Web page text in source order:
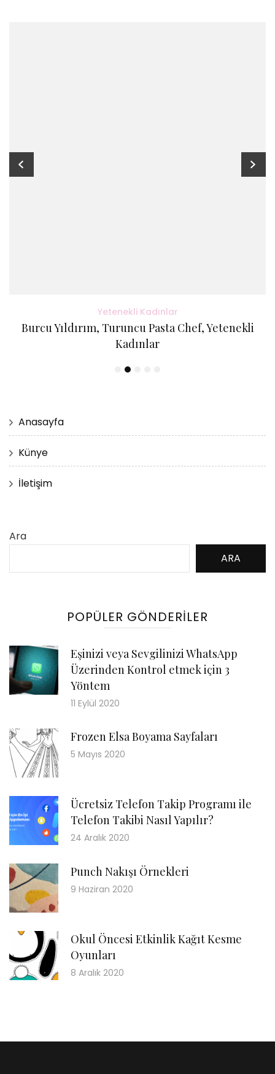
Yetenekli Kadınlar
Burcu Yıldırım, Turuncu Pasta Chef, Yetenekli
Kadınlar
Anasayfa
Künye
İletişim
Ara
ARA
POPÜLER GÖNDERILER
Eşinizi veya Sevgilinizi WhatsApp
Üzerinden Kontrol etmek için 3
Yöntem
11 Eylül 2020
Frozen Elsa Boyama Sayfaları
5 Mayıs 2020
Ücretsiz Telefon Takip Programı ile
Telefon Takibi Nasıl Yapılır?
24 Aralık 2020
Punch Nakışı Örnekleri
9 Haziran 2020
Okul Öncesi Etkinlik Kağıt Kesme
Oyunları
8 Aralık 2020